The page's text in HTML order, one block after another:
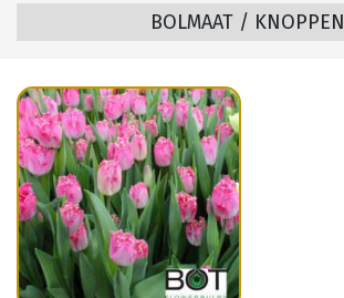
BOLMAAT / KNOPPEN